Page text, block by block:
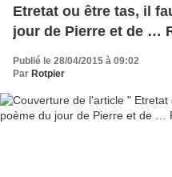
Etretat ou être tas, il
jour de Pierre et de …
Publié le 28/04/2015 à 09:02
Par Rotpier